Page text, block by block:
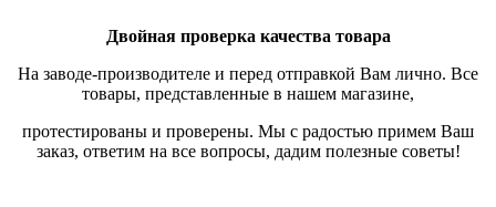
Двойная проверка качества товара
На заводе-производителе и перед отправкой Вам лично. Все
товары, представленные в нашем магазине,
протестированы и проверены. Мы с радостью примем Ваш
заказ, ответим на все вопросы, дадим полезные советы!